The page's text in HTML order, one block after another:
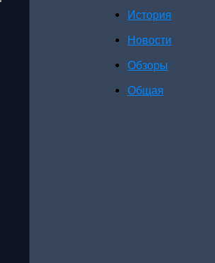
История
Новости
Обзоры
Общая